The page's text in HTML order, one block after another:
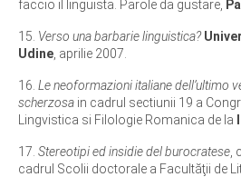
faccio il linguista. Parole da gustare,
15. Verso una barbarie linguistica?
Udine , aprilie 2007.
16. Le neoformazioni italiane dell’ultimo
scherzosa in cadrul sectiunii 19 a
Lingvistica si Filologie Romanica de la
17. Stereotipi ed insidie del burocratese
cadrul Scolii doctorale a Facultăţii de